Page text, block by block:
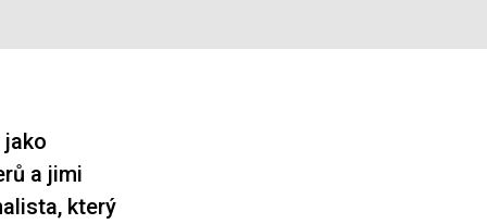
a jimi
který